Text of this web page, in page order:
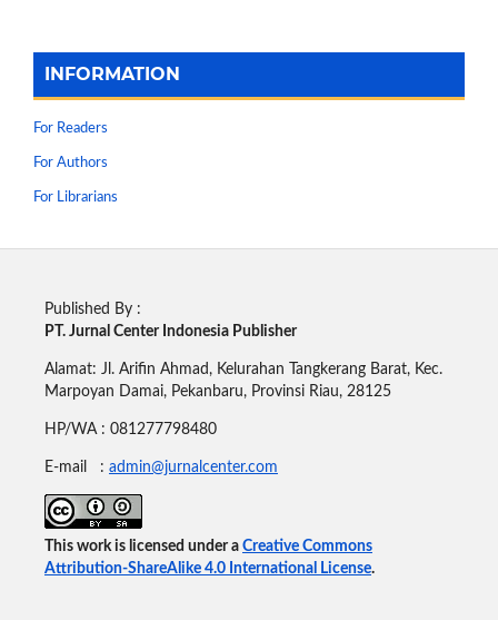
INFORMATION
For Readers
For Authors
For Librarians
Published By :
PT. Jurnal Center Indonesia Publisher
Alamat: Jl. Arifin Ahmad, Kelurahan Tangkerang Barat, Kec.
Marpoyan Damai, Pekanbaru, Provinsi Riau, 28125
HP/WA : 081277798480
E-mail : admin@jurnalcenter.com
This work is licensed under a Creative Commons
Attribution-ShareAlike 4.0 International License.